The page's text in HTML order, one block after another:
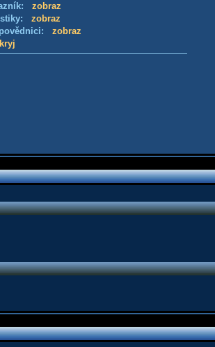
zobraz
zobraz
zobraz